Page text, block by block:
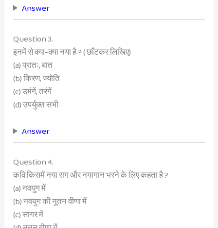
Answer
Question 3.
इनमें से क्या-क्या नया है ? ( छाँटकर लिखिए)
(a) प्रातः, बात
(b) किरण, ज्योति
(c) उमंगें, तरंगें
(d) उपर्युक्त सभी
Answer
Question 4.
कवि किसमें नया राग और नयागान भरने के लिए कहता है ?
(a) नवयुग में
(b) नवयुग की नूतन वीणा में
(c) सागर में